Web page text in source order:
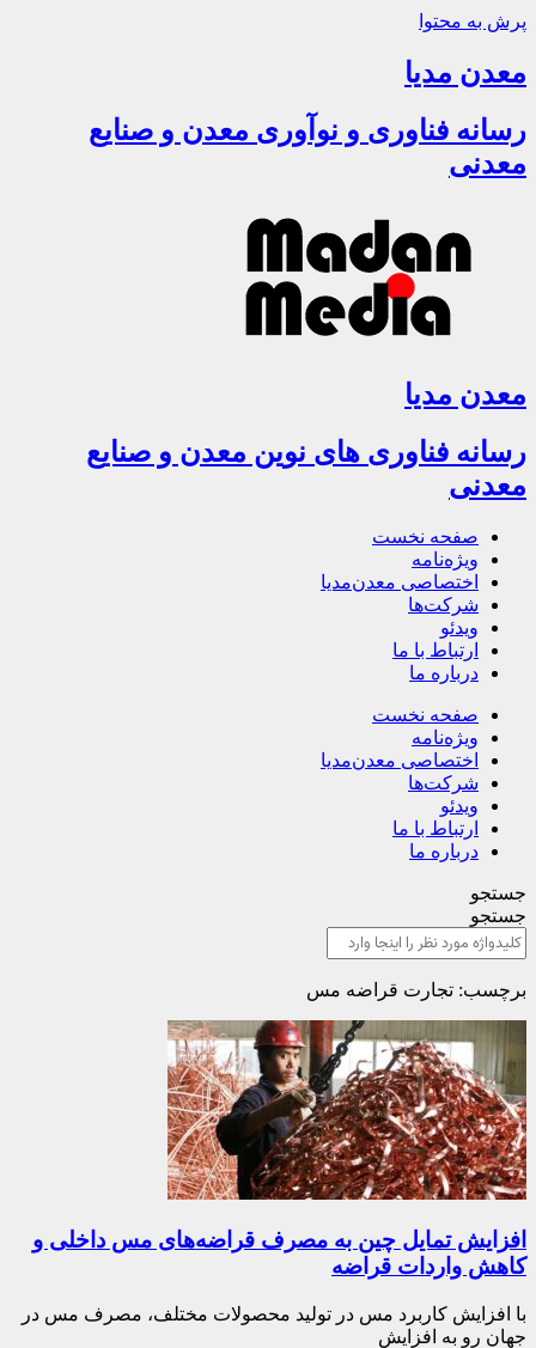
پرش به محتوا
معدن مدیا
رسانه فناوری و نوآوری معدن و صنایع
معدنی
معدن مدیا
رسانه فناوری های نوین معدن و صنایع
معدنی
صفحه نخست
ویژه‌نامه
اختصاصی معدن‌مدیا
شرکت‌ها
ویدئو
ارتباط با ما
درباره ما
صفحه نخست
ویژه‌نامه
اختصاصی معدن‌مدیا
شرکت‌ها
ویدئو
ارتباط با ما
درباره ما
جستجو
جستجو
برچسب: تجارت قراضه مس
افزایش تمایل چین به مصرف قراضه‌های مس داخلی و
کاهش واردات قراضه
با افزایش کاربرد مس در تولید محصولات مختلف، مصرف مس در
جهان رو به افزایش